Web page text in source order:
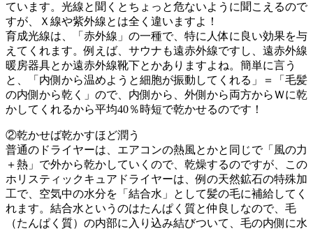
ています。光線と聞くとちょっと危ないように聞こえるので
すが、Ｘ線や紫外線とは全く違いますよ！
育成光線は、「赤外線」の一種で、特に人体に良い効果を与
えてくれます。例えば、サウナも遠赤外線ですし、遠赤外線
暖房器具とか遠赤外線靴下とかありますよね。簡単に言う
と、「内側から温めようと細胞が振動してくれる」＝「毛髪
の内側から乾く」ので、内側から、外側から両方からＷに乾
かしてくれるから平均40％時短で乾かせるのです！
②乾かせば乾かすほど潤う
普通のドライヤーは、エアコンの熱風とかと同じで「風の力
＋熱」で外から乾かしていくので、乾燥するのですが、この
ホリスティックキュアドライヤーは、例の天然鉱石の特殊加
工で、空気中の水分を「結合水」として髪の毛に補給してく
れます。結合水というのはたんぱく質と仲良しなので、毛
（たんぱく質）の内部に入り込み結びついて、毛の内側に水